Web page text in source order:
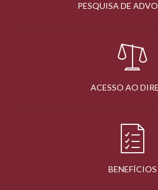
PESQUISA DE
ACESSO AO
BENEFÍCIOS